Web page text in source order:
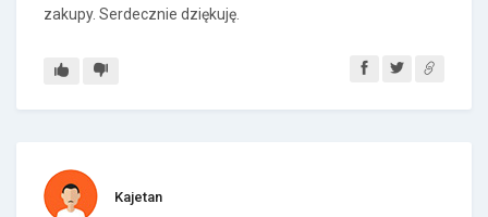
zakupy. Serdecznie dziękuję.
Kajetan